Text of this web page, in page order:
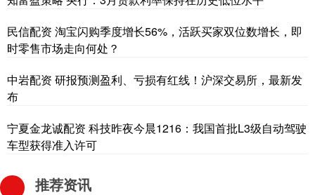
民信配资 淘宝闪购季度增长56%，活跃买家双位数增长，即
时零售市场走向何处？
中岩配资 研报预测盈利、亏损有红线！沪深交易所，最新发
布
宁夏金龙诚配资 科技昨夜今晨1216：我国首批L3级自动驾驶
车型获得准入许可
推荐资讯